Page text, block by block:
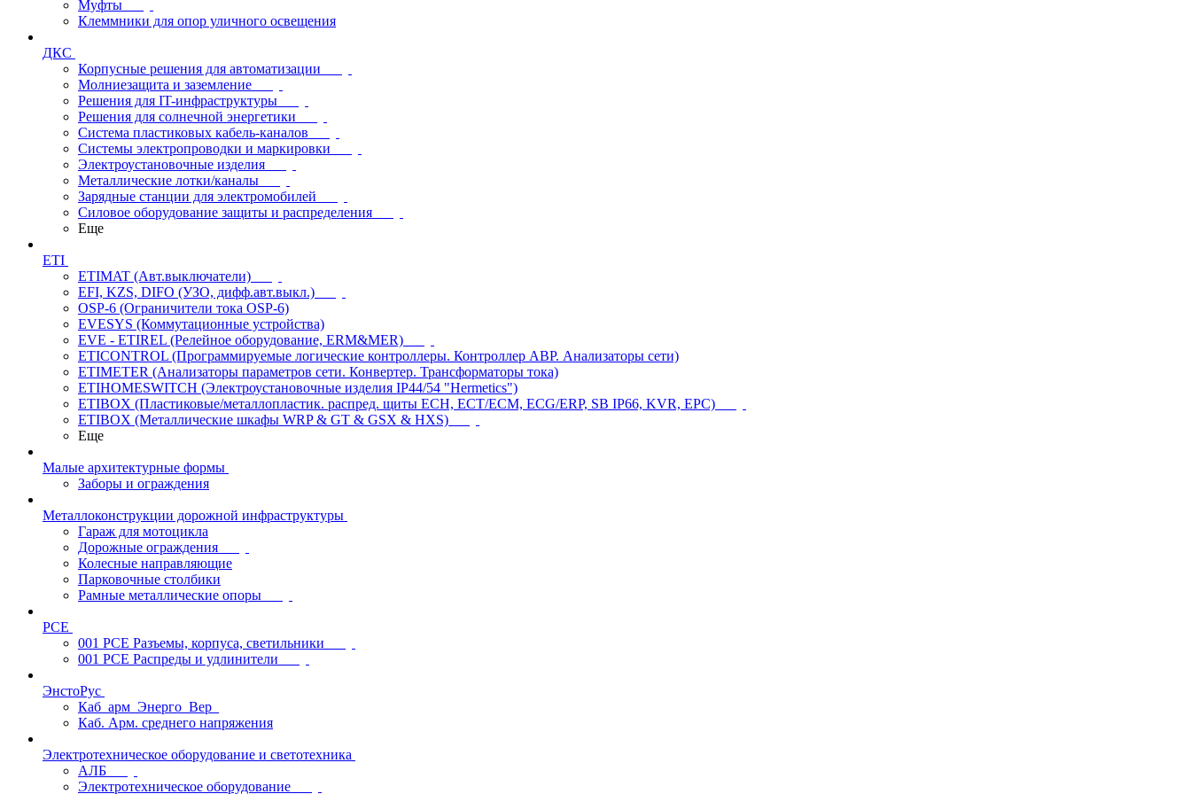
Муфты
Клеммники для опор уличного освещения
ДКС
Корпусные решения для автоматизации
Молниезащита и заземление
Решения для IT-инфраструктуры
Решения для солнечной энергетики
Система пластиковых кабель-каналов
Системы электропроводки и маркировки
Электроустановочные изделия
Металлические лотки/каналы
Зарядные станции для электромобилей
Силовое оборудование защиты и распределения
Еще
ETI
ETIMAT (Авт.выключатели)
EFI, KZS, DIFO (УЗО, дифф.авт.выкл.)
OSP-6 (Ограничители тока OSP-6)
EVESYS (Коммутационные устройства)
EVE - ETIREL (Релейное оборудование, ERM&MER)
ETICONTROL (Программируемые логические контроллеры. Контроллер АВР. Анализаторы сети)
ETIMETER (Анализаторы параметров сети. Конвертер. Трансформаторы тока)
ETIHOMESWITCH (Электроустановочные изделия IP44/54 "Hermetics")
ETIBOX (Пластиковые/металлопластик. распред. щиты ECH, ECT/ECM, ECG/ERP, SB IP66, KVR, EPC)
ETIBOX (Металлические шкафы WRP & GT & GSX & HXS)
Еще
Малые архитектурные формы
Заборы и ограждения
Металлоконструкции дорожной инфраструктуры
Гараж для мотоцикла
Дорожные ограждения
Колесные направляющие
Парковочные столбики
Рамные металлические опоры
PCE
001 PCE Разъемы, корпуса, светильники
001 PCE Распреды и удлинители
ЭнстоРус
Каб_арм_Энерго_Вер_
Каб. Арм. среднего напряжения
Электротехническое оборудование и светотехника
АЛБ
Электротехническое оборудование